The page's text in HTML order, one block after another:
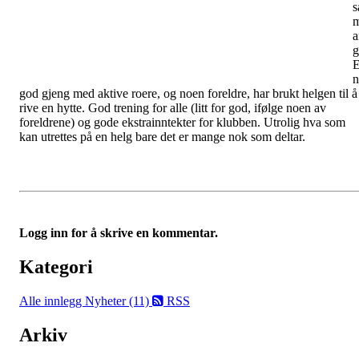
n
god gjeng med aktive roere, og noen foreldre, har brukt helgen til å
rive en hytte. God trening for alle (litt for god, ifølge noen av
foreldrene) og gode ekstrainntekter for klubben. Utrolig hva som
kan utrettes på en helg bare det er mange nok som deltar.
Logg inn for å skrive en kommentar.
Kategori
Alle innlegg Nyheter (11) RSS
Arkiv